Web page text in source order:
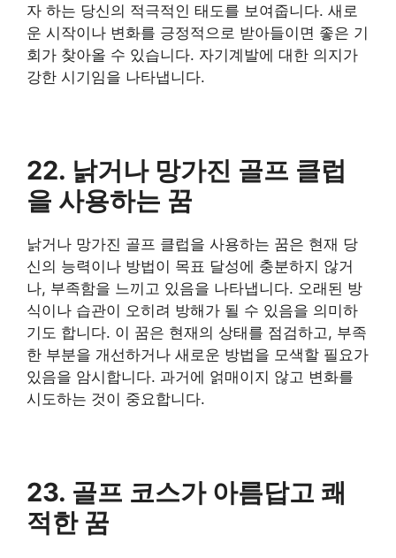
자 하는 당신의 적극적인 태도를 보여줍니다. 새로
운 시작이나 변화를 긍정적으로 받아들이면 좋은 기
회가 찾아올 수 있습니다. 자기계발에 대한 의지가
강한 시기임을 나타냅니다.
22. 낡거나 망가진 골프 클럽
을 사용하는 꿈
​낡거나 망가진 골프 클럽을 사용하는 꿈은 현재 당
신의 능력이나 방법이 목표 달성에 충분하지 않거
나, 부족함을 느끼고 있음을 나타냅니다. 오래된 방
식이나 습관이 오히려 방해가 될 수 있음을 의미하
기도 합니다. 이 꿈은 현재의 상태를 점검하고, 부족
한 부분을 개선하거나 새로운 방법을 모색할 필요가
있음을 암시합니다. 과거에 얽매이지 않고 변화를
시도하는 것이 중요합니다.
​23. 골프 코스가 아름답고 쾌
적한 꿈